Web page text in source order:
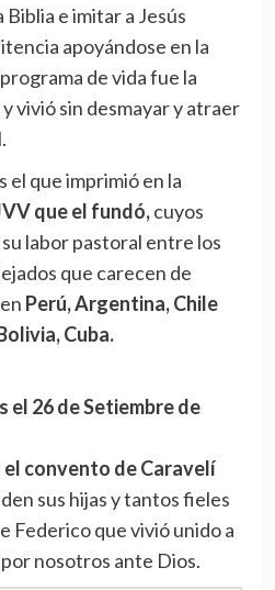
e imitar a Jesús
apoyándose en la
de vida fue la
vivió sin desmayar y atraer
el que imprimió en la
que el fundó,cuyos
labor pastoral entre los
que carecen de
Perú, Argentina, Chile
Cuba.
el 26 de Setiembre de
el convento de Caravelí
sus hijas y tantos fieles
Federico que vivió unido a
nosotros ante Dios.